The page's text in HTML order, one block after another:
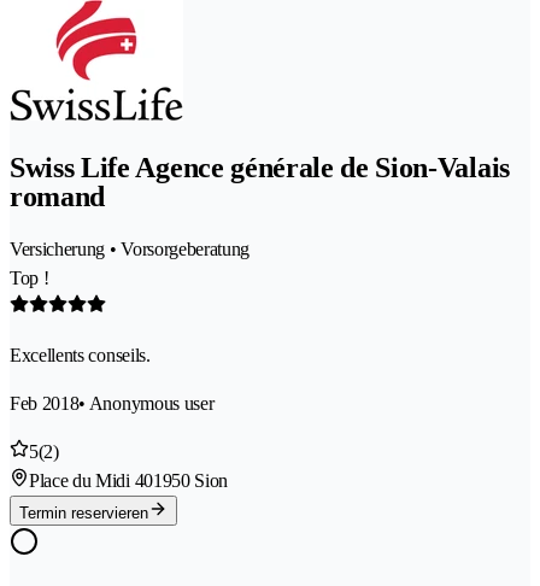
Swiss Life Agence générale de Sion-Valais
romand
Versicherung • Vorsorgeberatung
Top !
Excellents conseils.
Feb 2018• Anonymous user
5(2)
Place du Midi 401950 Sion
Termin reservieren